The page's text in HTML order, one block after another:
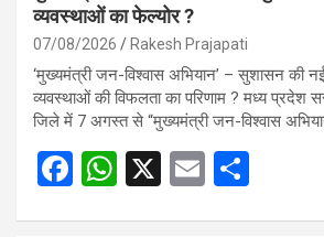
व्यवस्थाओं का फेल्योर ?
07/08/2026 Rakesh Prajapati
‘मुख्यमंत्री जन-विश्वास अभियान’ – सुशासन की
व्यवस्थाओं की विफलता का परिणाम ? मध्य प्रदेश
जिले में 7 अगस्त से “मुख्यमंत्री जन-विश्वास
F
W X
E